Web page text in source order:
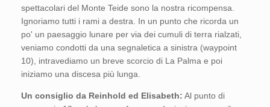
spettacolari del Monte Teide sono la nostra ricompensa.
Ignoriamo tutti i rami a destra. In un punto che ricorda un
po' un paesaggio lunare per via dei cumuli di terra rialzati,
veniamo condotti da una segnaletica a sinistra (waypoint
10), intravediamo un breve scorcio di La Palma e poi
iniziamo una discesa più lunga.
Un consiglio da Reinhold ed Elisabeth: Al punto di